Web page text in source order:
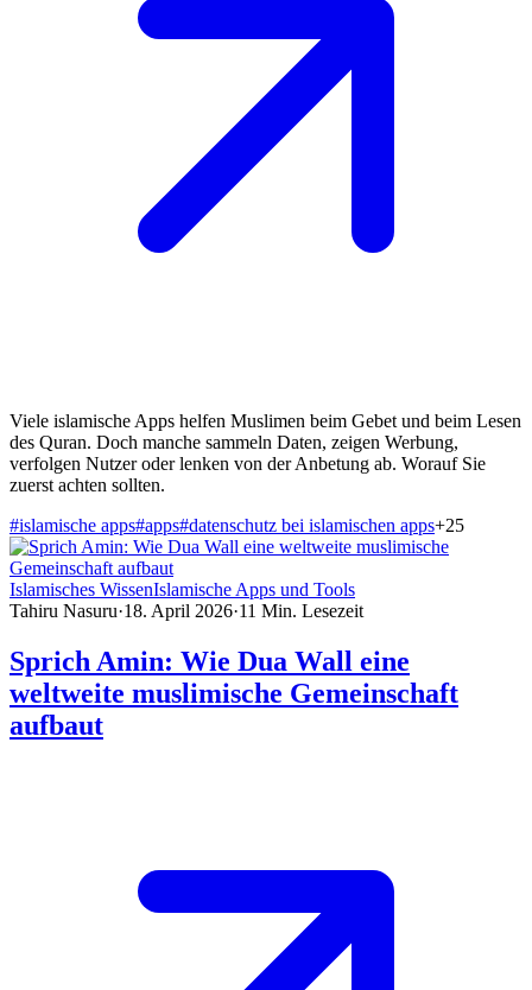
Viele islamische Apps helfen Muslimen beim Gebet und beim Lesen
des Quran. Doch manche sammeln Daten, zeigen Werbung,
verfolgen Nutzer oder lenken von der Anbetung ab. Worauf Sie
zuerst achten sollten.
#islamische apps#apps#datenschutz bei islamischen apps+25
Islamisches WissenIslamische Apps und Tools
Tahiru Nasuru·18. April 2026·11 Min. Lesezeit
Sprich Amin: Wie Dua Wall eine
weltweite muslimische Gemeinschaft
aufbaut